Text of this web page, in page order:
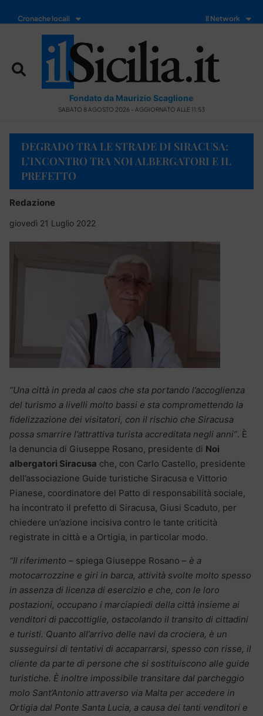
Cronache locali Il Network
Fondato da Maurizio Scaglione
SABATO 8 AGOSTO 2026 - AGGIORNATO ALLE 11:53
DEGRADO TRA LE STRADE DI SIRACUSA:
L’INCONTRO TRA NOI ALBERGATORI E IL
PREFETTO
Redazione
giovedì 21 Luglio 2022
“Una città in preda al caos che sta portando l’accoglienza
del turismo a livelli molto bassi e sta compromettendo la
fidelizzazione dei visitatori, con il rischio che Siracusa
possa smarrire l’attrattiva turista accreditata negli anni”. È
la denuncia di Giuseppe Rosano, presidente di Noi
albergatori Siracusa che, con Carlo Castello, presidente
dell’associazione Guide turistiche Siracusa e Vittorio
Pianese, coordinatore del Patto di responsabilità sociale,
ha incontrato il prefetto di Siracusa, Giusi Scaduto, per
chiedere un’azione incisiva contro le tante criticità
registrate in città e a Ortigia, in particolar modo.
“Il riferimento – spiega Giuseppe Rosano – è a
motocarrozzine e giri in barca, attività svolte molto spesso
in assenza di licenza di esercizio e che, con le loro
postazioni, occupano i marciapiedi della città insieme ai
venditori di paccottiglie, ostacolando il transito di cittadini
e turisti. Quanto all’arrivo delle navi da crociera, è un
susseguirsi di tentativi di accaparrarsi, spesso con risse, il
cliente da parte di persone che si sostituiscono alle guide
turistiche. È inoltre impossibile transitare dal parcheggio
molo Sant’Antonio attraverso via Malta per accedere in
Ortigia dal Ponte Santa Lucia, a causa dei tanti venditori e